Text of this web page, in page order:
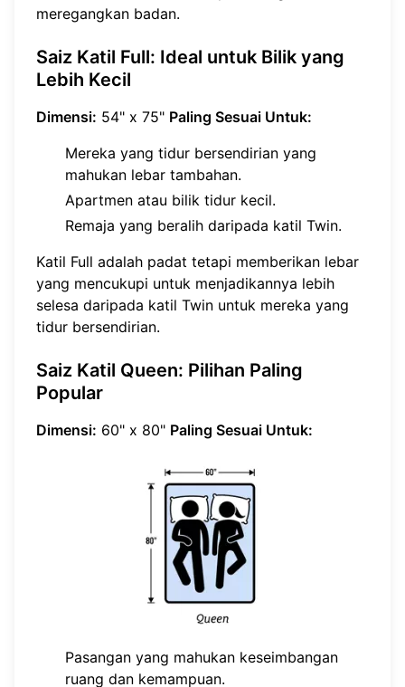
meregangkan badan.
Saiz Katil Full: Ideal untuk Bilik yang
Lebih Kecil
Dimensi: 54" x 75" Paling Sesuai Untuk:
Mereka yang tidur bersendirian yang
mahukan lebar tambahan.
Apartmen atau bilik tidur kecil.
Remaja yang beralih daripada katil Twin.
Katil Full adalah padat tetapi memberikan lebar
yang mencukupi untuk menjadikannya lebih
selesa daripada katil Twin untuk mereka yang
tidur bersendirian.
Saiz Katil Queen: Pilihan Paling
Popular
Dimensi: 60" x 80" Paling Sesuai Untuk:
Pasangan yang mahukan keseimbangan
ruang dan kemampuan.